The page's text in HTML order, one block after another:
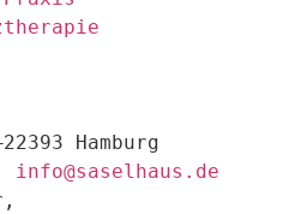
Hamburg
info@saselhaus.de